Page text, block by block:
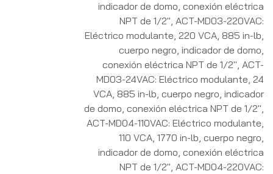
indicador de domo, conexión eléctrica
NPT de 1/2" ACT-MD03-220VAC:
Eléctrico modulante, 220 VCA, 885 in-lb,
cuerpo negro, indicador de domo,
conexión eléctrica NPT de 1/2" ACT-
MD03-24VAC: Eléctrico modulante, 24
VCA, 885 in-lb, cuerpo negro, indicador
de domo, conexión eléctrica NPT de 1/2"
ACT-MD04-110VAC: Eléctrico modulante,
110 VCA, 1770 in-lb, cuerpo negro,
indicador de domo, conexión eléctrica
NPT de 1/2" ACT-MD04-220VAC: